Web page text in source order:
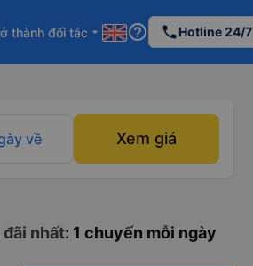
thành đối tác arrow_drop_down help_outline phoneHotline 24/7
về Xem giá
nhất: 1 chuyến mỗi ngày